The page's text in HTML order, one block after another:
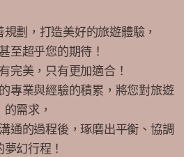
劃，打造美好的旅遊體驗，
至超乎您的期待！
完美，只有更加適合！
專業與經驗的積累，將您對旅遊
的需求，
通的過程後，琢磨出平衡、協調
夢幻行程！